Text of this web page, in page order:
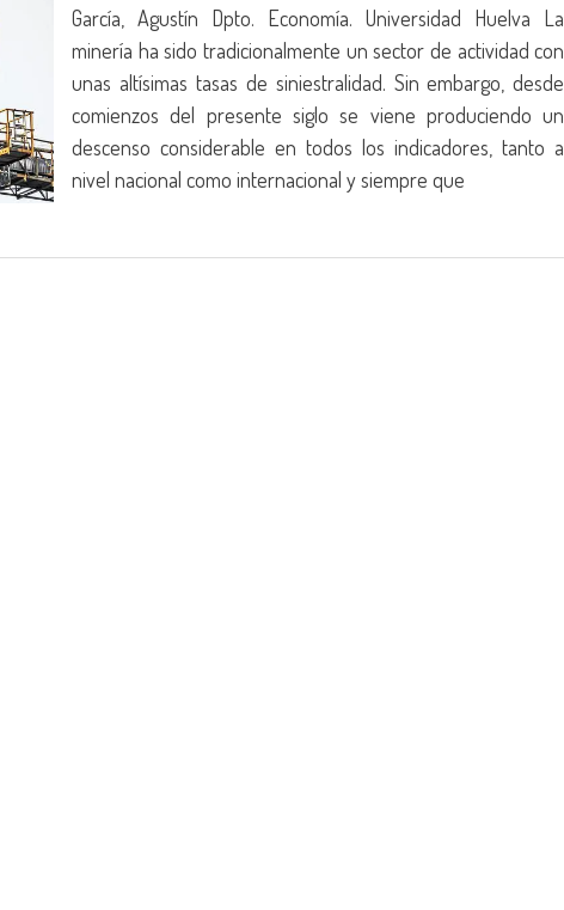
García, Agustín Dpto. Economía. Universidad Huelva La
minería ha sido tradicionalmente un sector de actividad con
unas altísimas tasas de siniestralidad. Sin embargo, desde
comienzos del presente siglo se viene produciendo un
descenso considerable en todos los indicadores, tanto a
nivel nacional como internacional y siempre que